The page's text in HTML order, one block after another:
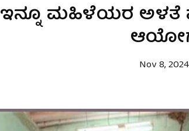
ಇನ್ನೂ ಮಹಿಳೆಯರ ಅಳತೆ
ಆಯೋಗ
Nov 8, 2024